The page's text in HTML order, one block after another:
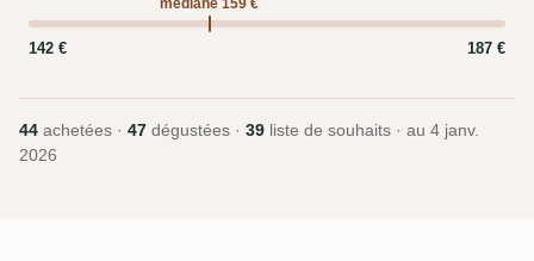
médiane 159 €
142 € 187 €
44 achetées · 47 dégustées · 39 liste de souhaits · au 4 janv.
2026